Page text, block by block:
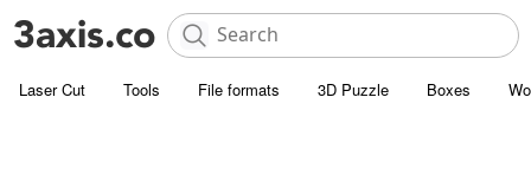
Laser Cut Tools File formats 3D Puzzle Boxes